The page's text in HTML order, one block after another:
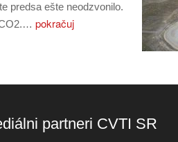
predsa ešte neodzvonilo.
pokračuj
partneri CVTI SR